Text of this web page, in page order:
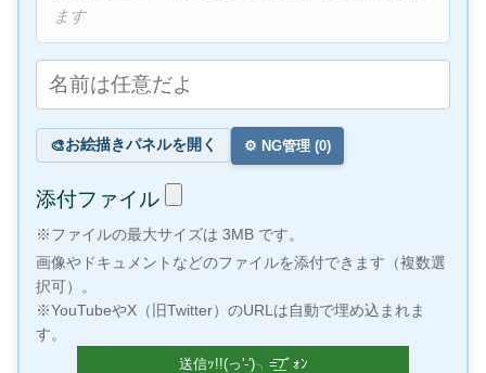
ます
🎨お絵描きパネルを開く ⚙️ NG管理 (0)
添付ファイル
※ファイルの最大サイズは 3MB です。
画像やドキュメントなどのファイルを添付できます（複数選
択可）。
※YouTubeやX（旧Twitter）のURLは自動で埋め込まれま
す。